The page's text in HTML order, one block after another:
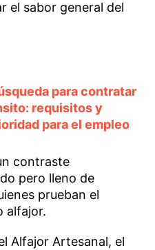
el sabor general del
para contratar
requisitos y
para el empleo
contraste
pero lleno de
prueban el
alfajor.
Alfajor Artesanal, el